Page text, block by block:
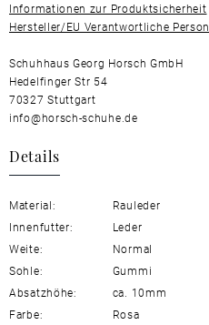
Informationen zur Produktsicherheit
Hersteller/EU Verantwortliche Person
Schuhhaus Georg Horsch GmbH
Hedelfinger Str 54
70327 Stuttgart
info@horsch-schuhe.de
Details
Material:
Rauleder
Innenfutter:
Leder
Weite:
Normal
Sohle:
Gummi
Absatzhöhe:
ca. 10mm
Farbe:
Rosa